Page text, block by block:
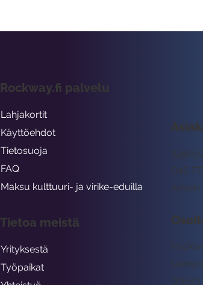
045
00510
Rockway.fi palvelu
Lahjakortit
Käyttöehdot
Tietosuoja
FAQ
Maksu kulttuuri- ja virike-eduilla
Tietoa meistä
Yrityksestä
Työpaikat